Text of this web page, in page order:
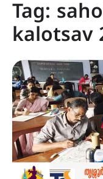
Tag:
kalotsav